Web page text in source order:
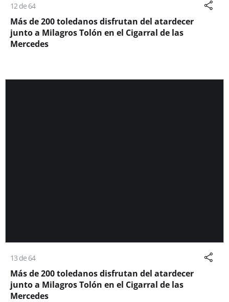
12 de 64
Más de 200 toledanos disfrutan del atardecer
junto a Milagros Tolón en el Cigarral de las
Mercedes
13 de 64
Más de 200 toledanos disfrutan del atardecer
junto a Milagros Tolón en el Cigarral de las
Mercedes